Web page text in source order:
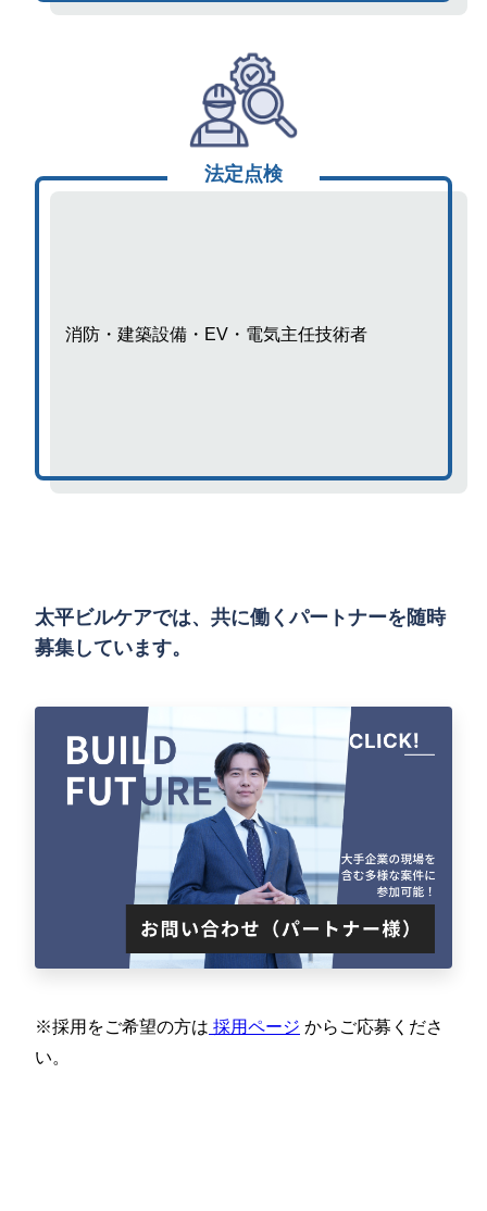
法定点検
消防・建築設備・EV・電気主任技術者
太平ビルケアでは、共に働くパートナーを随時
募集しています。
※採用をご希望の方は 採用ページ からご応募くださ
い。